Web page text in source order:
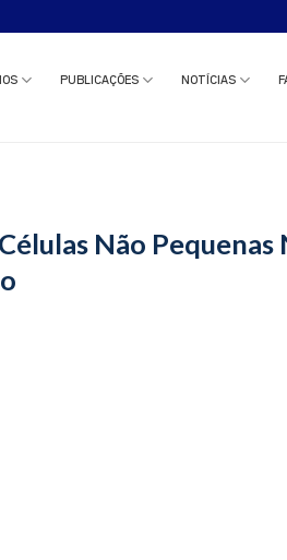
PUBLICAÇÕES NOTÍCIAS
Não Pequenas
clínico ou solicitar uma reunião com